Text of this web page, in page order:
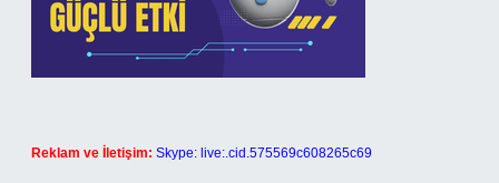
Reklam ve İletişim: Skype: live:.cid.575569c608265c69